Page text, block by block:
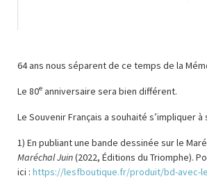
64 ans nous séparent de ce temps de la
Le 80e anniversaire sera bien différent.
Le Souvenir Français a souhaité s’impliquer à
1) En publiant une bande dessinée sur le
Maréchal Juin(2022, Éditions du Triomphe).
ici : https://lesfboutique.fr/produit/bd-avec-